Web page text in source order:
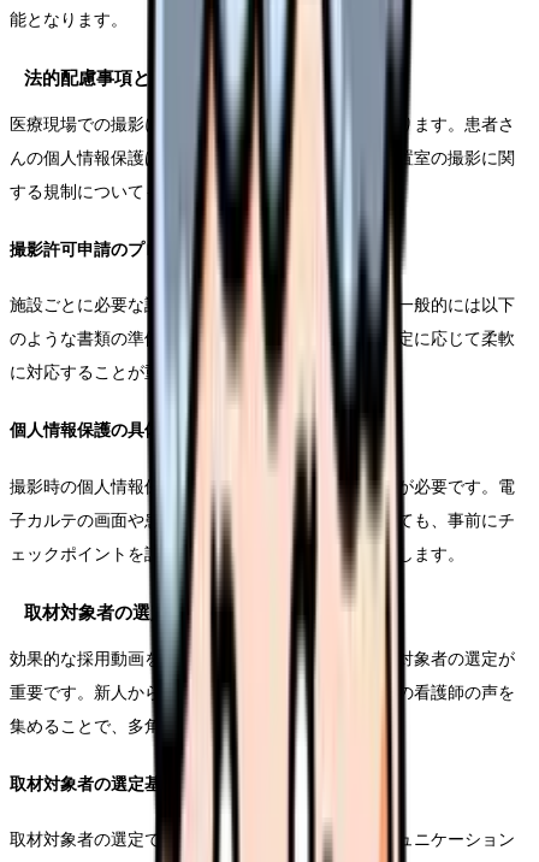
能となります。
法的配慮事項と必要な手続き
医療現場での撮影には、様々な法的配慮が必要となります。患者さ
んの個人情報保護はもちろんのこと、医療機器や処置室の撮影に関
する規制についても、事前に確認が必要です。
撮影許可申請のプロセス
施設ごとに必要な許可申請の手続きは異なります。一般的には以下
のような書類の準備が必要となりますが、施設の規定に応じて柔軟
に対応することが重要です。
個人情報保護の具体的対策
撮影時の個人情報保護については、特に慎重な配慮が必要です。電
子カルテの画面や患者さんの病室の映り込みについても、事前にチ
ェックポイントを設定し、撮影スタッフ全員で確認します。
取材対象者の選定と依頼
効果的な採用動画を制作するためには、適切な取材対象者の選定が
重要です。新人からベテランまで、様々な経験年数の看護師の声を
集めることで、多角的な魅力発信が可能となります。
取材対象者の選定基準
取材対象者の選定では、経験年数だけでなく、コミュニケーション